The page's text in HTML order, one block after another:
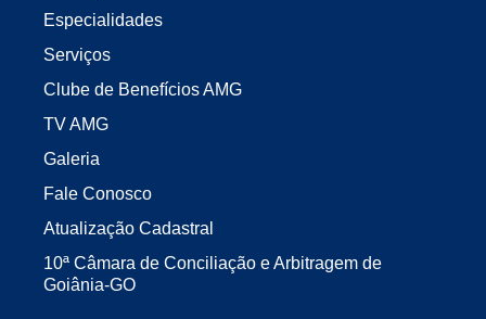
Especialidades
Serviços
Clube de Benefícios AMG
TV AMG
Galeria
Fale Conosco
Atualização Cadastral
10ª Câmara de Conciliação e Arbitragem de
Goiânia-GO